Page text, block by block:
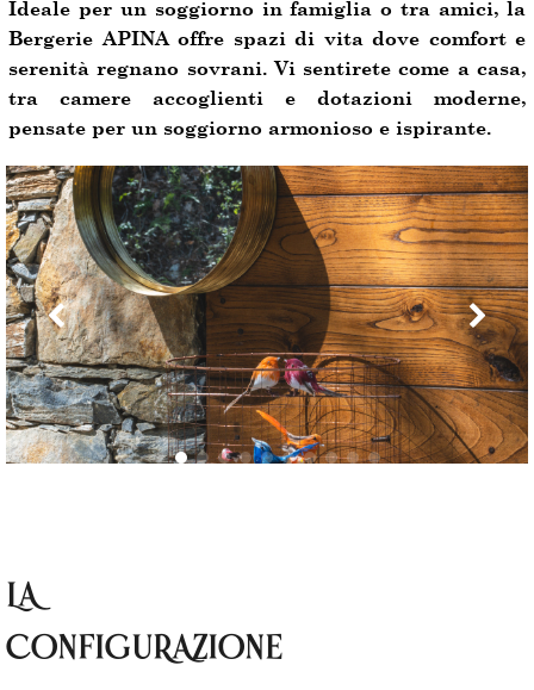
Ideale per un soggiorno in famiglia o tra amici, la
Bergerie APINA offre spazi di vita dove comfort e
serenità regnano sovrani. Vi sentirete come a casa,
tra camere accoglienti e dotazioni moderne,
pensate per un soggiorno armonioso e ispirante.
LA
CONFIGURAZIONE